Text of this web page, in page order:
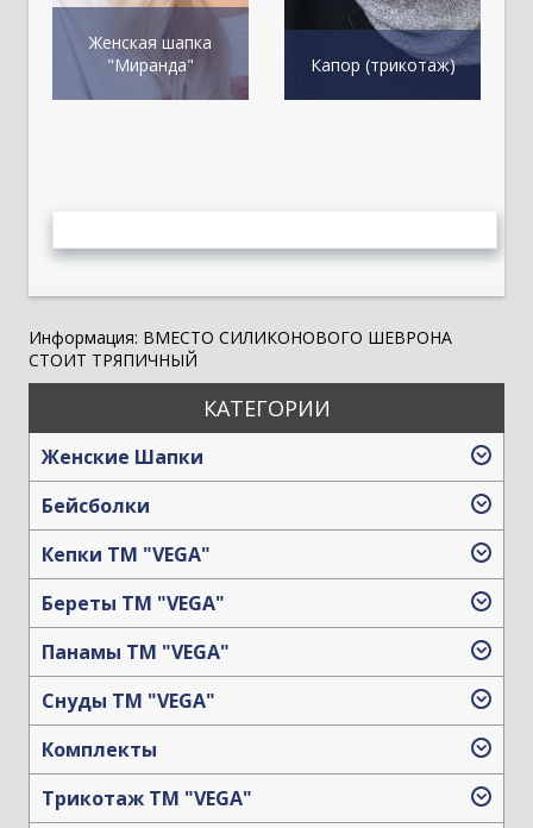
Женская шапка
"Миранда"
Капор (трикотаж)
Информация: ВМЕСТО СИЛИКОНОВОГО ШЕВРОНА
СТОИТ ТРЯПИЧНЫЙ
КАТЕГОРИИ
Женские Шапки
Бейсболки
Кепки TM "VEGA"
Береты TM "VEGA"
Панамы TM "VEGA"
Снуды ТМ "VEGA"
Комплекты
Трикотаж TM "VEGA"